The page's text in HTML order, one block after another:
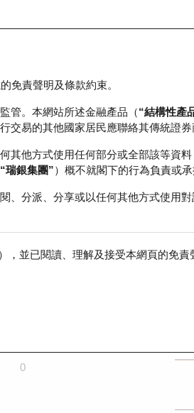
輪證教室
免責聲明及條款約束。
管。本網站所述金融產品（“結構性產
交易的其他國家居民應聯絡其傳統證券
他方式使用任何部分或全部該等資
“瑞銀集團”）概不就閣下的行為負責或承
分派、分享或以任何其他方式使用
，並已閱讀、理解及接受本網頁的免責
0